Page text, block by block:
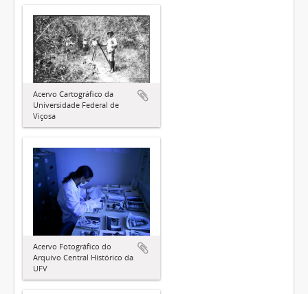
Acervo Cartográfico da
Universidade Federal de
Viçosa
Acervo Fotográfico do
Arquivo Central Histórico da
UFV